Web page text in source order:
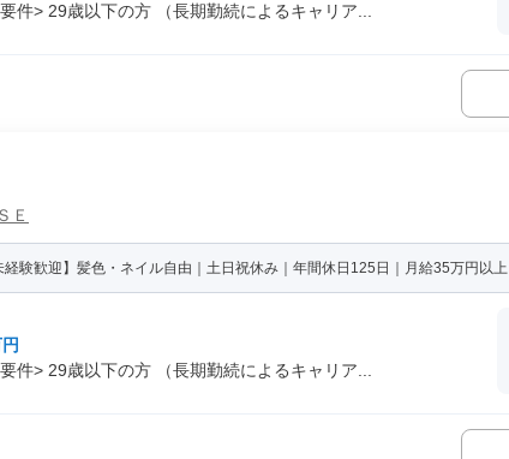
件> 29歳以下の方 （長期勤続によるキャリア...
Ｅ
経験歓迎】髪色・ネイル自由｜土日祝休み｜年間休日125日｜月給35万円以上
件> 29歳以下の方 （長期勤続によるキャリア...